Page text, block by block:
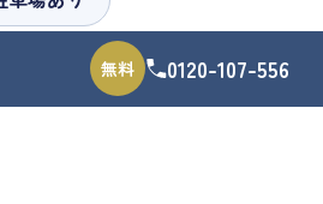
無料 0120-107-556